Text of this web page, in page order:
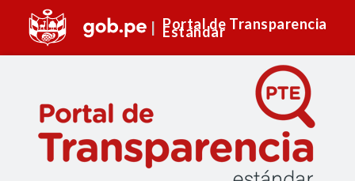
Portal de Transparencia
Estándar